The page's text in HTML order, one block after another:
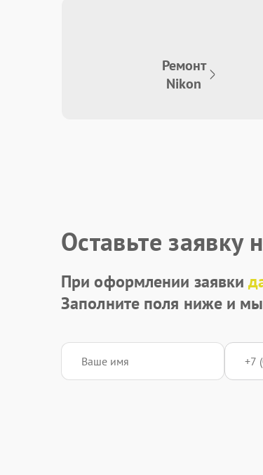
Ремонт
Nikon
Оставьте заявку
При оформлении заявки
Заполните поля ниже и